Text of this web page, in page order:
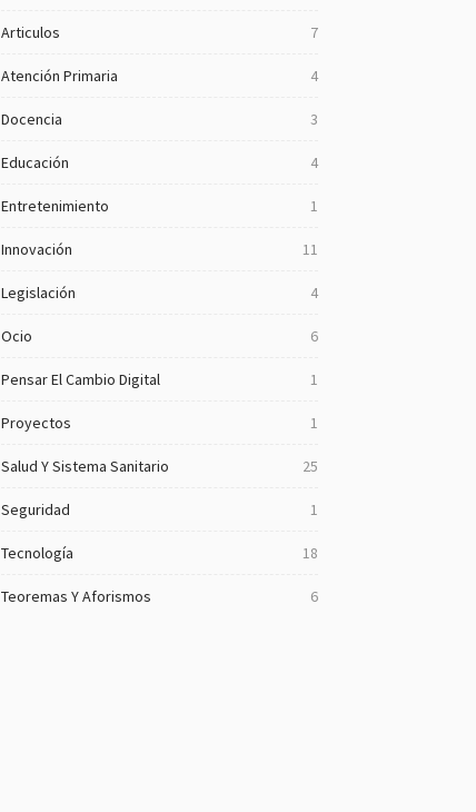
Articulos 7
Atención Primaria 4
Docencia 3
Educación 4
Entretenimiento 1
Innovación 11
Legislación 4
Ocio 6
Pensar El Cambio Digital 1
Proyectos 1
Salud Y Sistema Sanitario 25
Seguridad 1
Tecnología 18
Teoremas Y Aforismos 6